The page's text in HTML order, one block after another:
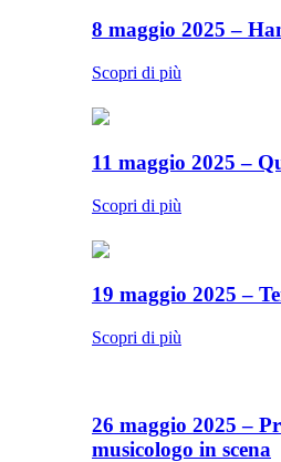
8 maggio 2025 –
Scopri di più
11 maggio 2025 –
Scopri di più
19 maggio 2025 –
Scopri di più
26 maggio 2025 –
musicologo in scena